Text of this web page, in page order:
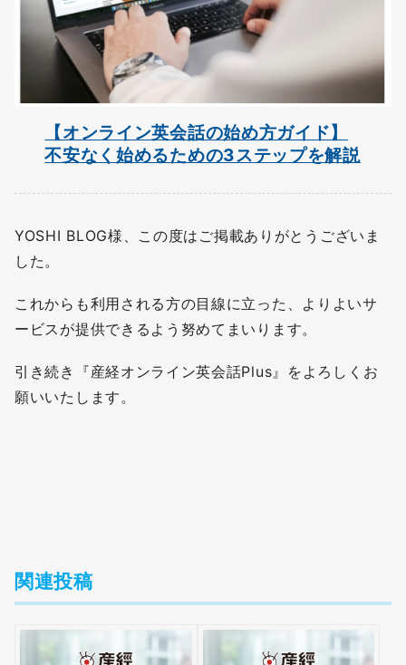
【オンライン英会話の始め方ガイド】
不安なく始めるための3ステップを解説
YOSHI BLOG様、この度はご掲載ありがとうございま
した。
これからも利用される方の目線に立った、よりよいサ
ービスが提供できるよう努めてまいります。
引き続き『産経オンライン英会話Plus』をよろしくお
願いいたします。
関連投稿